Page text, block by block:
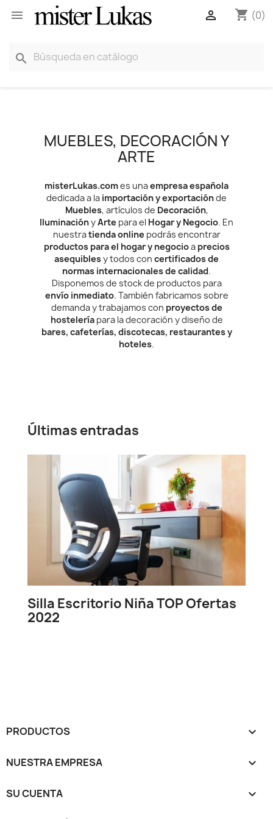
 shopping_cart (0)

search
MUEBLES, DECORACIÓN Y
ARTE
misterLukas.comes unaempresa española
dedicada a la importación y exportaciónde
Muebles, artículos de Decoración,
IluminaciónyArte para el Hogar y Negocio. En
nuestratienda online podrás encontrar
productos para el hogar y negocioa precios
asequiblesy todos con certificados de
normas internacionales de calidad.
Disponemos de stock de productos para
envío inmediato. También fabricamos sobre
demanda y trabajamos con proyectos de
hosteleríapara la decoración y diseño de
bares, cafeterías, discotecas, restaurantes y
hoteles.
Últimas entradas
Silla Escritorio Niña TOP Ofertas
2022
PRODUCTOS 
NUESTRA EMPRESA 
SU CUENTA 